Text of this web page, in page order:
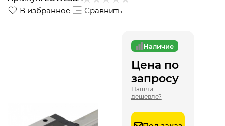
В избранное Сравнить
Наличие
Цена по
запросу
Нашли
дешевле?